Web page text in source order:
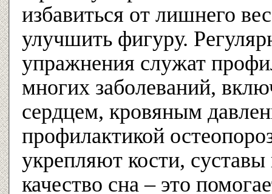
избавиться от лишнего
улучшить фигуру.
упражнения служат
многих заболеваний,
сердцем, кровяным
профилактикой
укрепляют кости,
качество сна – это